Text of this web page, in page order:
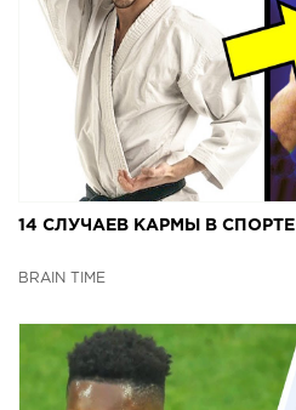
14 СЛУЧАЕВ КАРМЫ В СПОРТЕ
BRAIN TIME